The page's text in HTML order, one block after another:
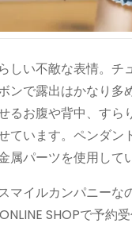
しい不敵な表情。チ
ンで露出はかなり多
るお腹や背中、すら
ています。ペンダン
属パーツを使用して
マイルカンパニーな
SHOPで予約